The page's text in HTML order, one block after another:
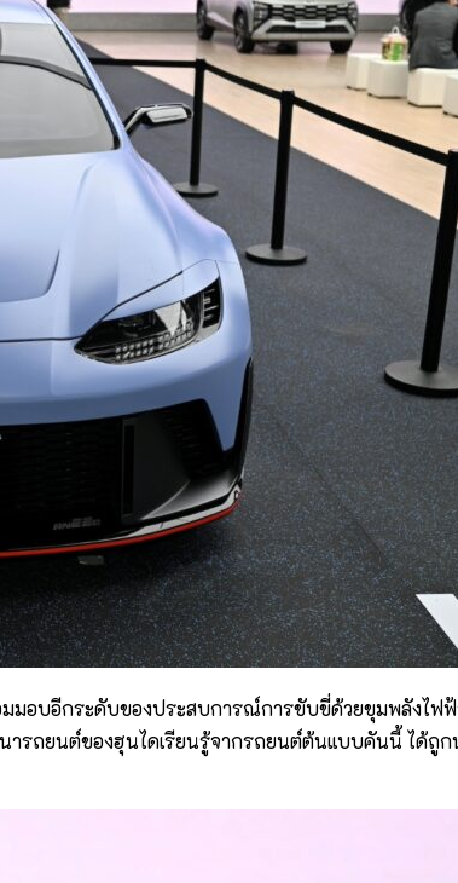
มอบอีกระดับของประสบการณ์การขับขี่ด้วยขุมพลังไฟ
นารถยนต์ของฮุนไดเรียนรู้จากรถยนต์ต้นแบบคันนี้ ได้